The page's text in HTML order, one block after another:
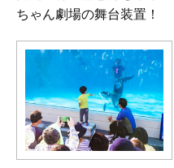
ちゃん劇場の舞台装置！